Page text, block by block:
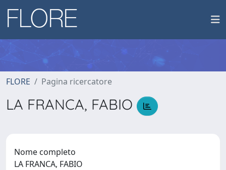
FLORE Pagina ricercatore
LA FRANCA, FABIO
Nome completo
LA FRANCA, FABIO